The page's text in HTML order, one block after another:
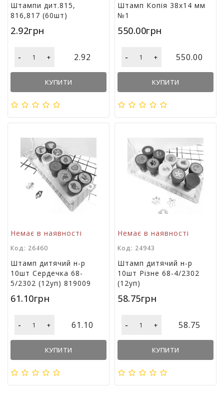
Штампи дит.815,
816,817 (60шт)
2.92грн
- + 2.92
КУПИТИ
Штамп Копія 38х14 мм
№1
550.00грн
- + 550.00
КУПИТИ
Немає в наявності
Код: 26460
Штамп дитячий н-р
10шт Сердечка 68-
5/2302 (12уп) 819009
61.10грн
- + 61.10
КУПИТИ
Немає в наявності
Код: 24943
Штамп дитячий н-р
10шт Різне 68-4/2302
(12уп)
58.75грн
- + 58.75
КУПИТИ